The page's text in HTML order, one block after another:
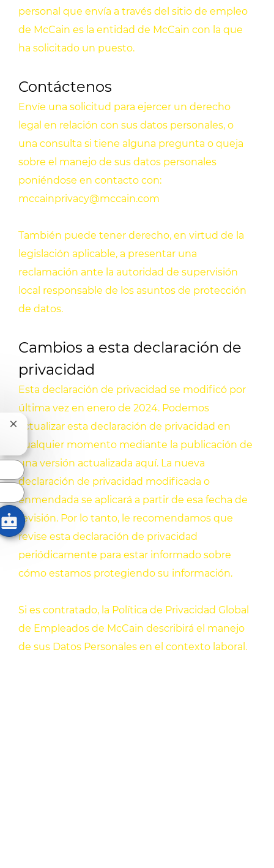
personal que envía a través del sitio de empleo
de McCain es la entidad de McCain con la que
ha solicitado un puesto.
Contáctenos
Envíe una solicitud para ejercer un derecho
legal en relación con sus datos personales, o
una consulta si tiene alguna pregunta o queja
sobre el manejo de sus datos personales
poniéndose en contacto con:
mccainprivacy@mccain.com
También puede tener derecho, en virtud de la
legislación aplicable, a presentar una
reclamación ante la autoridad de supervisión
local responsable de los asuntos de protección
de datos.
Cambios a esta declaración de
privacidad
Esta declaración de privacidad se modificó por
última vez en enero de 2024. Podemos
actualizar esta declaración de privacidad en
cualquier momento mediante la publicación de
una versión actualizada aquí. La nueva
declaración de privacidad modificada o
enmendada se aplicará a partir de esa fecha de
revisión. Por lo tanto, le recomendamos que
revise esta declaración de privacidad
periódicamente para estar informado sobre
cómo estamos protegiendo su información.
Si es contratado, la Política de Privacidad Global
de Empleados de McCain describirá el manejo
de sus Datos Personales en el contexto laboral.
Cerrar notificación de chatbot